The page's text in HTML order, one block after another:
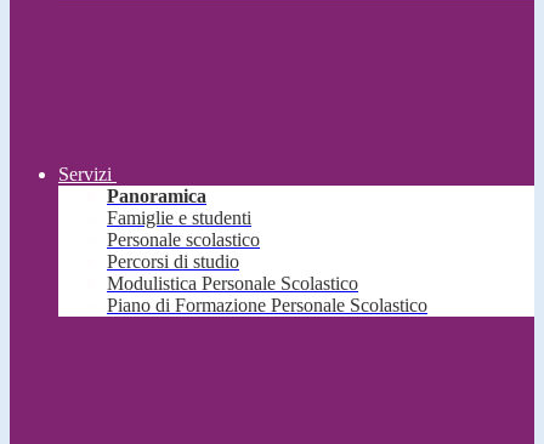
Servizi
Panoramica
Famiglie e studenti
Personale scolastico
Percorsi di studio
Modulistica Personale Scolastico
Piano di Formazione Personale Scolastico